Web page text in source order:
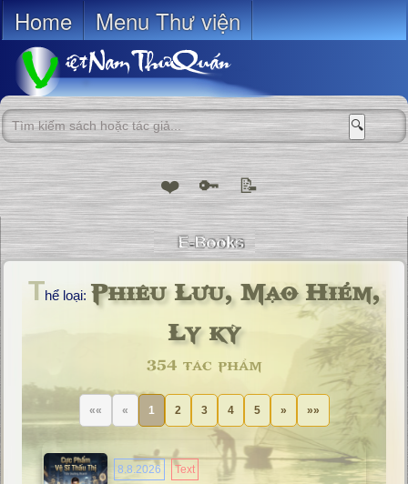
Home Menu Thư viện
🔍
❤️ 🔑 📝
Thể loại: Phiêu Lưu, Mạo Hiểm,
Ly kỳ
354 tác phẩm
«« « 1 2 3 4 5 » »»
8.8.2026 Text